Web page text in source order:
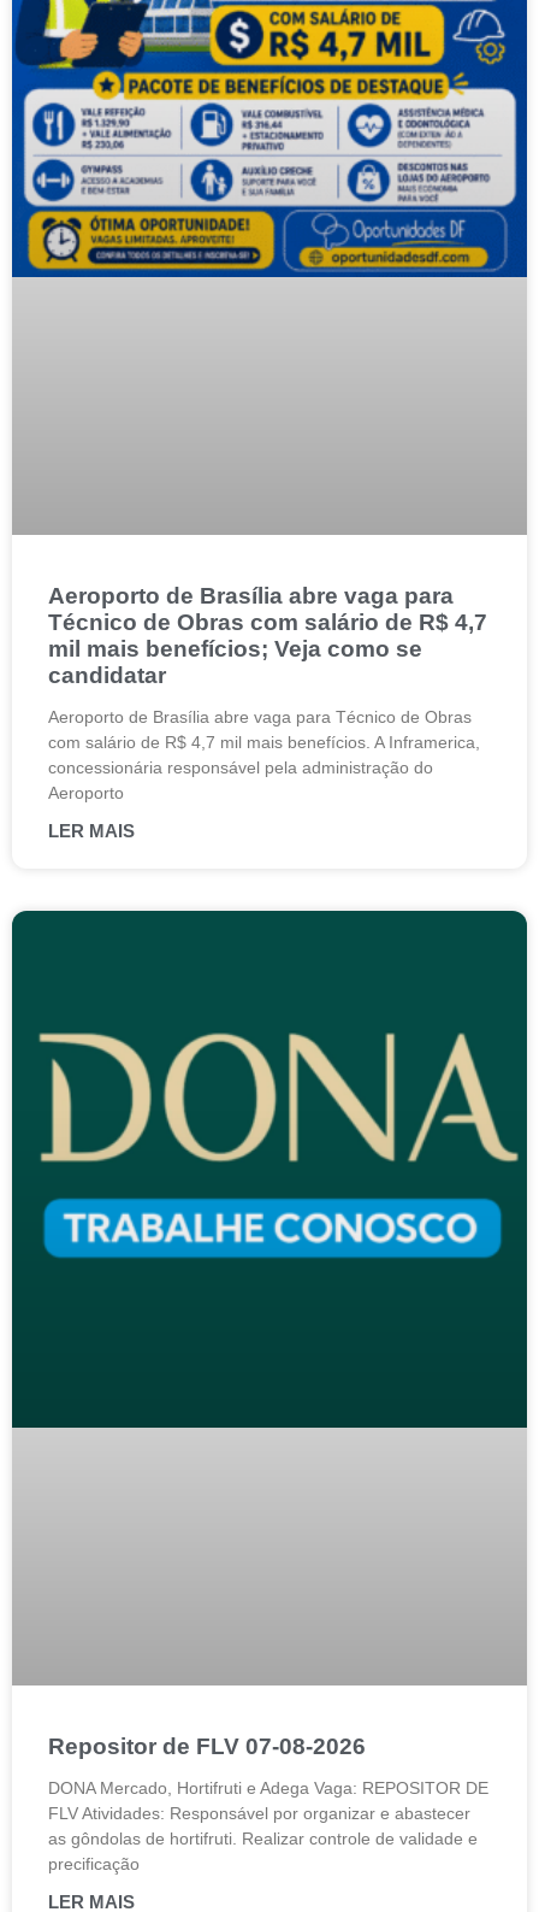
Aeroporto de Brasília abre vaga para
Técnico de Obras com salário de R$ 4,7
mil mais benefícios; Veja como se
candidatar
Aeroporto de Brasília abre vaga para Técnico de Obras
com salário de R$ 4,7 mil mais benefícios. A Inframerica,
concessionária responsável pela administração do
Aeroporto
LER MAIS
Repositor de FLV 07-08-2026
DONA Mercado, Hortifruti e Adega Vaga: REPOSITOR DE
FLV Atividades: Responsável por organizar e abastecer
as gôndolas de hortifruti. Realizar controle de validade e
precificação
LER MAIS